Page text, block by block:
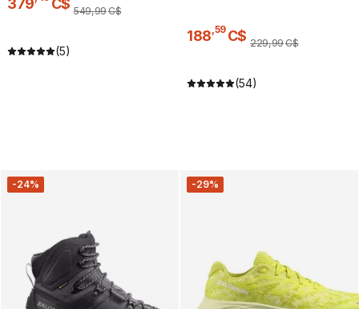
549,99C$
(5)
188 59 C$ 229,99C$
(54)
-24% -29%